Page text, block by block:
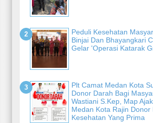
Peduli Kesehatan
Binjai Dan Bhayangkari
Gelar 'Operasi Katarak
Plt Camat Medan Kota
Donor Darah Bagi
Wastiani S.Kep, Map
Medan Kota Rajin Donor
Kesehatan Yang Prima